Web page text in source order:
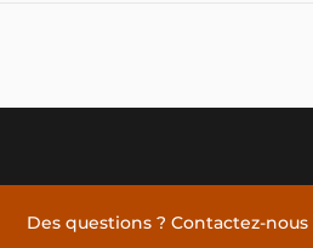
Des questions ? Contactez-nous